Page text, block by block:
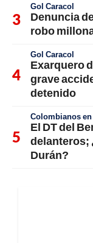
Gol Caracol
Denuncia
robo
Gol Caracol
Exarquero
grave
detenido
Colombianos
El DT del
delanteros;
Durán?